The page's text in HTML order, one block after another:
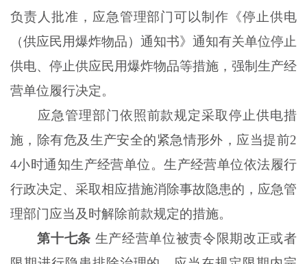
负责人批准，应急管理部门可以制作《停止供电
（供应民用爆炸物品）通知书》通知有关单位停止
供电、停止供应民用爆炸物品等措施，强制生产经
营单位履行决定。
应急管理部门依照前款规定采取停止供电措
施，除有危及生产安全的紧急情形外，应当提前2
4小时通知生产经营单位。生产经营单位依法履行
行政决定、采取相应措施消除事故隐患的，应急管
理部门应当及时解除前款规定的措施。
第十七条 生产经营单位被责令限期改正或者